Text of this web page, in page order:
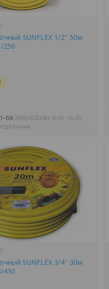
SUNFLEX 1/2" 50м
250
69 296505824 c 9.00-16.00,
SUNFLEX 3/4" 30м
430